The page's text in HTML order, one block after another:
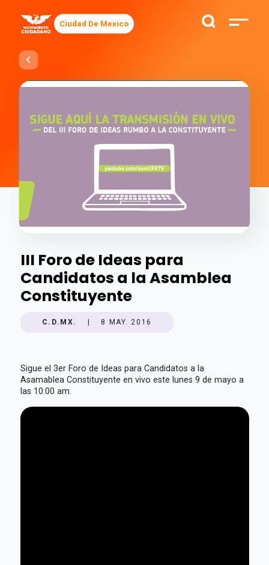
Ciudad De Mexico
III Foro de Ideas para
Candidatos a la Asamblea
Constituyente
C.D.MX. 8 MAY. 2016
Sigue el 3er Foro de Ideas para Candidatos a la
Asamablea Constituyente en vivo este lunes 9 de mayo a
las 10:00 am.